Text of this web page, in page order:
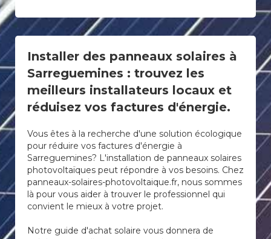
Installer des panneaux solaires à
Sarreguemines : trouvez les
meilleurs installateurs locaux et
réduisez vos factures d'énergie.
Vous êtes à la recherche d'une solution écologique
pour réduire vos factures d'énergie à
Sarreguemines? L'installation de panneaux solaires
photovoltaïques peut répondre à vos besoins. Chez
panneaux-solaires-photovoltaique.fr, nous sommes
là pour vous aider à trouver le professionnel qui
convient le mieux à votre projet.
Notre guide d'achat solaire vous donnera de